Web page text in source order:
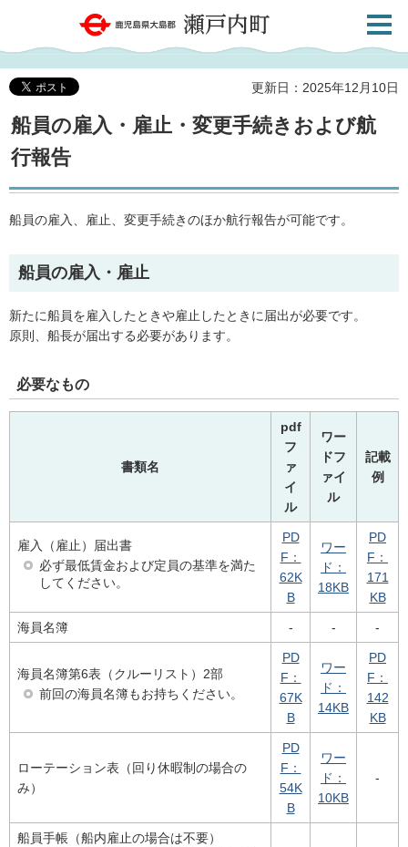
鹿児島県大島郡 瀬戸内町
共通メ
更新日：2025年12月10日
船員の雇入・雇止・変更手続きおよび航
行報告
船員の雇入、雇止、変更手続きのほか航行報告が可能です。
船員の雇入・雇止
新たに船員を雇入したときや雇止したときに届出が必要です。
原則、船長が届出する必要があります。
必要なもの
書類名
pdf
フ
ァ
イ
ル
ワー
ドフ
ァイ
ル
記載
例
雇入（雇止）届出書
必ず最低賃金および定員の基準を満た
してください。
PD
F：
62K
B
ワー
ド：
18KB
PD
F：
171
KB
海員名簿 - - -
海員名簿第6表（クルーリスト）2部
前回の海員名簿もお持ちください。
PD
F：
67K
B
ワー
ド：
14KB
PD
F：
142
KB
ローテーション表（回り休暇制の場合の
み）
PD
F：
54K
B
ワー
ド：
10KB
-
船員手帳（船内雇止の場合は不要）